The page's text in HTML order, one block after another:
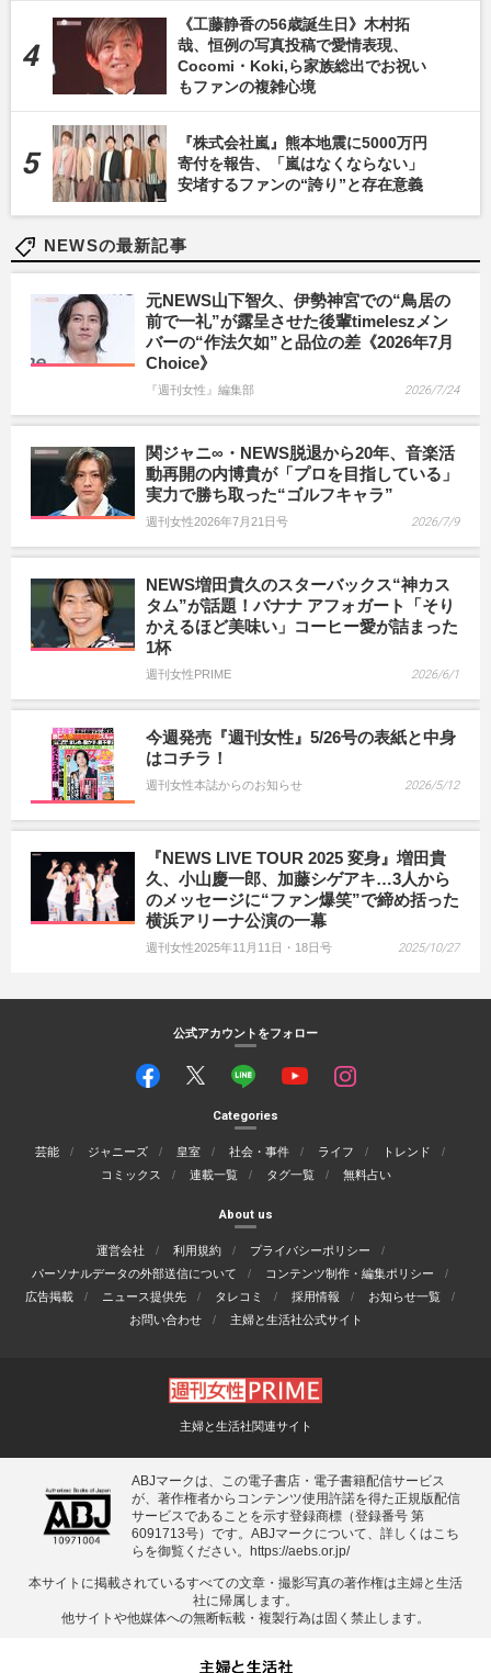
《工藤静香の56歳誕生日》木村拓
哉、恒例の写真投稿で愛情表現、
Cocomi・Koki,ら家族総出でお祝い
もファンの複雑心境
『株式会社嵐』熊本地震に5000万円
寄付を報告、「嵐はなくならない」
安堵するファンの“誇り”と存在意義
NEWSの最新記事
元NEWS山下智久、伊勢神宮での“鳥居の
前で一礼”が露呈させた後輩timeleszメン
バーの“作法欠如”と品位の差《2026年7月
Choice》
『週刊女性』編集部 2026/7/24
関ジャニ∞・NEWS脱退から20年、音楽活
動再開の内博貴が「プロを目指している」
実力で勝ち取った“ゴルフキャラ”
週刊女性2026年7月21日号 2026/7/9
NEWS増田貴久のスターバックス“神カス
タム”が話題！バナナ アフォガート「そり
かえるほど美味い」コーヒー愛が詰まった
1杯
週刊女性PRIME 2026/6/1
今週発売『週刊女性』5/26号の表紙と中身
はコチラ！
週刊女性本誌からのお知らせ 2026/5/12
『NEWS LIVE TOUR 2025 変身』増田貴
久、小山慶一郎、加藤シゲアキ…3人から
のメッセージに“ファン爆笑”で締め括った
横浜アリーナ公演の一幕
週刊女性2025年11月11日・18日号 2025/10/27
公式アカウントをフォロー
Categories
芸能 ジャニーズ 皇室 社会・事件 ライフ
トレンド
コミックス
連載一覧 タグ一覧 無料占い
About us
運営会社 利用規約
プライバシーポリシー
パーソナルデータの外部送信について
コンテンツ制作・編集ポリシー
広告掲載
ニュース提供先 タレコミ 採用情報
お知らせ一覧
お問い合わせ
主婦と生活社公式サイト
主婦と生活社関連サイト
ABJマークは、この電子書店・電子書籍配信サービス
が、著作権者からコンテンツ使用許諾を得た正規版配信
サービスであることを示す登録商標（登録番号 第
6091713号）です。ABJマークについて、詳しくはこち
らを御覧ください。
https://aebs.or.jp/
本サイトに掲載されているすべての⽂章・撮影写真の著作権は主婦と⽣活
社に帰属します。
他サイトや他媒体への無断転載・複製⾏為は固く禁⽌します。